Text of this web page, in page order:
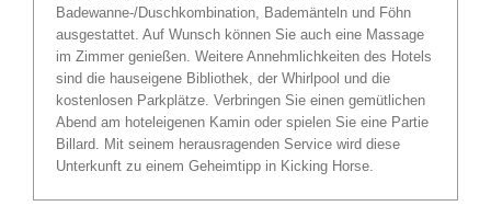
Badewanne-/Duschkombination, Bademänteln und Föhn
ausgestattet. Auf Wunsch können Sie auch eine Massage
im Zimmer genießen. Weitere Annehmlichkeiten des Hotels
sind die hauseigene Bibliothek, der Whirlpool und die
kostenlosen Parkplätze. Verbringen Sie einen gemütlichen
Abend am hoteleigenen Kamin oder spielen Sie eine Partie
Billard. Mit seinem herausragenden Service wird diese
Unterkunft zu einem Geheimtipp in Kicking Horse.